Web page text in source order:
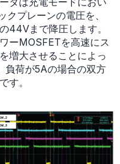
プレーンの電圧を、
44Vまで降圧します。
ーMOSFETを高速にス
増大させることによっ
負荷が5Aの場合の双方
す。